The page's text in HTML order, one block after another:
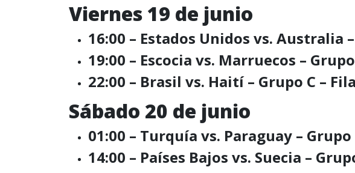
Viernes 19 de junio
16:00 – Estados Unidos vs. Australia
19:00 – Escocia vs. Marruecos –
22:00 – Brasil vs. Haití – Grupo C –
Sábado 20 de junio
01:00 – Turquía vs. Paraguay – Grupo
14:00 – Países Bajos vs. Suecia –